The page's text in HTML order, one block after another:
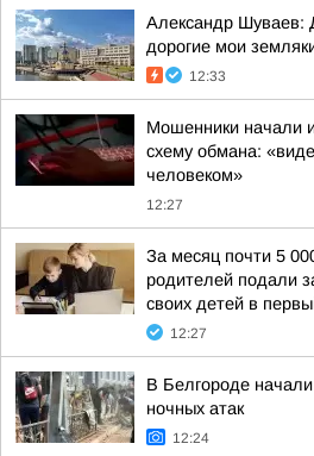
Александр Шуваев:
дорогие мои
12:33
Мошенники начали
схему обмана:
человеком»
12:27
За месяц почти 5
родителей подали
своих детей в
12:27
В Белгороде
ночных атак
12:24